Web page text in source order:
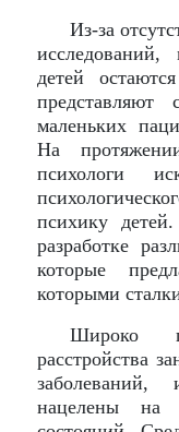
Из-за
детей
представляют
маленьких
На
психологи
психику
разработке
которые
которыми
Широко
расстройства
заболеваний,
нацелены на